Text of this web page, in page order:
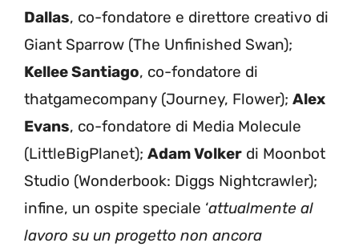
Dallas, co-fondatore e direttore creativo di
Giant Sparrow (The Unfinished Swan);
Kellee Santiago, co-fondatore di
thatgamecompany (Journey, Flower); Alex
Evans, co-fondatore di Media Molecule
(LittleBigPlanet); Adam Volker di Moonbot
Studio (Wonderbook: Diggs Nightcrawler);
infine, un ospite speciale ‘attualmente al
lavoro su un progetto non ancora